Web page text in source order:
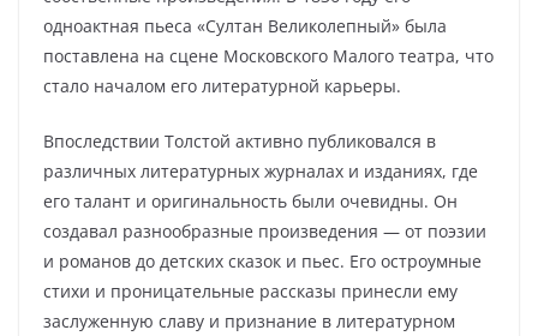
одноактная пьеса «Султан Великолепный» была
поставлена на сцене Московского Малого театра, что
стало началом его литературной карьеры.
Впоследствии Толстой активно публиковался в
различных литературных журналах и изданиях, где
его талант и оригинальность были очевидны. Он
создавал разнообразные произведения — от поэзии
и романов до детских сказок и пьес. Его остроумные
стихи и проницательные рассказы принесли ему
заслуженную славу и признание в литературном